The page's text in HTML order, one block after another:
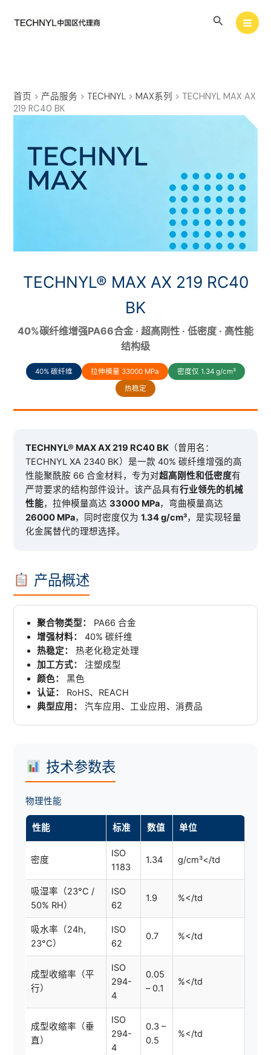
搜
首页 >产品服务 > TECHNYL >MAX系列 > TECHNYL MAX AX
219 RC40 BK
TECHNYL® MAX AX 219 RC40
BK
40%碳纤维增强PA66合金 · 超高刚性 · 低密度 · 高性能
结构级
40% 碳纤维 拉伸模量 33000 MPa
密度仅 1.34 g/cm³
热稳定
TECHNYL® MAX AX 219 RC40 BK （曾用名：
TECHNYL XA 2340 BK）是一款 40% 碳纤维增强的高
性能聚酰胺 66 合金材料，专为对超高刚性和低密度有
严苛要求的结构部件设计。该产品具有行业领先的机械
性能，拉伸模量高达33000 MPa，弯曲模量高达
26000 MPa，同时密度仅为1.34 g/cm³，是实现轻量
化金属替代的理想选择。
产品概述
聚合物类型：
PA66 合金
增强材料：
40% 碳纤维
热稳定：
热老化稳定处理
加工方式：
注塑成型
颜色：
黑色
认证：
RoHS、REACH
典型应用：
汽车应用、工业应用、消费品
技术参数表
物理性能
性能 标准 数值 单位
密度
ISO
1183
1.34 g/cm³</td
吸湿率（23°C /
50% RH）
ISO
62
1.9 %</td
吸水率（24h,
23°C）
ISO
62
0.7 %</td
成型收缩率（平
行）
ISO
294-
4
0.05
– 0.1
%</td
成型收缩率（垂
直）
ISO
294-
4
0.3 –
0.5
%</td